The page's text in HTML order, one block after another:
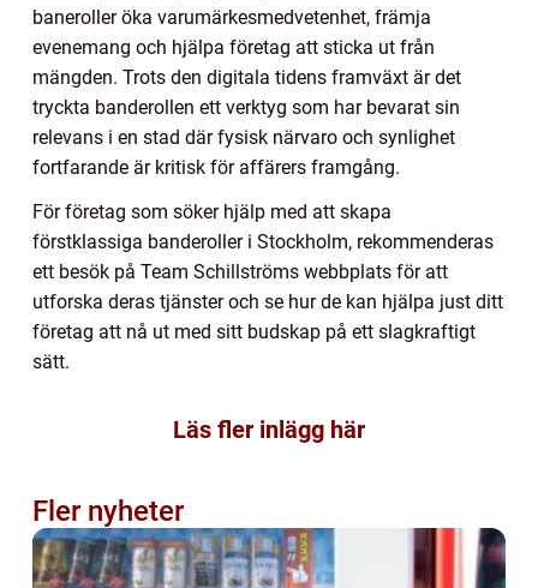
baneroller öka varumärkesmedvetenhet, främja
evenemang och hjälpa företag att sticka ut från
mängden. Trots den digitala tidens framväxt är det
tryckta banderollen ett verktyg som har bevarat sin
relevans i en stad där fysisk närvaro och synlighet
fortfarande är kritisk för affärers framgång.
För företag som söker hjälp med att skapa
förstklassiga banderoller i Stockholm, rekommenderas
ett besök på Team Schillströms webbplats för att
utforska deras tjänster och se hur de kan hjälpa just ditt
företag att nå ut med sitt budskap på ett slagkraftigt
sätt.
Läs fler inlägg här
Fler nyheter